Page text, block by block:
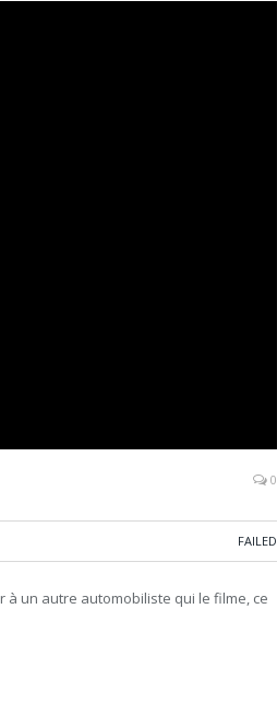
0
FAILED
à un autre automobiliste qui le filme, ce